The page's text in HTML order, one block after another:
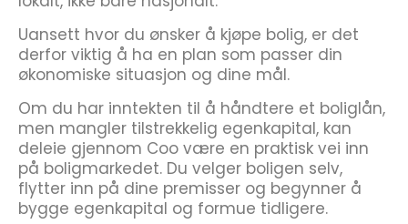
Uansett hvor du ønsker å kjøpe bolig, er det
derfor viktig å ha en plan som passer din
økonomiske situasjon og dine mål.
Om du har inntekten til å håndtere et boliglån,
men mangler tilstrekkelig egenkapital, kan
deleie gjennom Coo være en praktisk vei inn
på boligmarkedet. Du velger boligen selv,
flytter inn på dine premisser og begynner å
bygge egenkapital og formue tidligere.